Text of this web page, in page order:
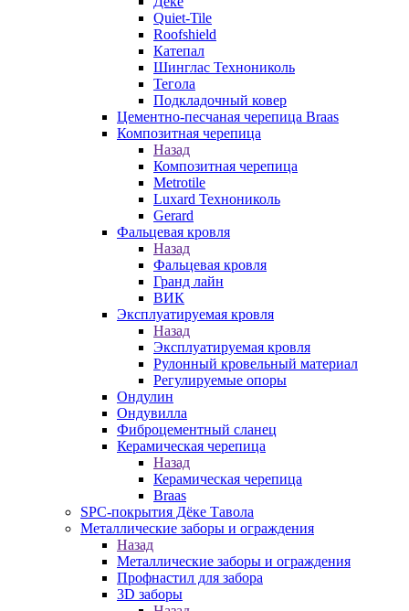
Quiet-Tile
Roofshield
Катепал
Шинглас Технониколь
Тегола
Подкладочный ковер
Цементно-песчаная черепица Braas
Композитная черепица
Назад
Композитная черепица
Metrotile
Luxard Технониколь
Gerard
Фальцевая кровля
Назад
Фальцевая кровля
Гранд лайн
ВИК
Эксплуатируемая кровля
Назад
Эксплуатируемая кровля
Рулонный кровельный материал
Регулируемые опоры
Ондулин
Ондувилла
Фиброцементный сланец
Керамическая черепица
Назад
Керамическая черепица
Braas
SPC-покрытия Дёке Тавола
Металлические заборы и ограждения
Назад
Металлические заборы и ограждения
Профнастил для забора
3D заборы